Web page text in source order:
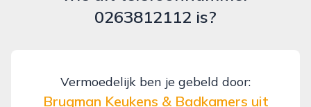
0263812112 is?
Vermoedelijk ben je gebeld door:
Brugman Keukens & Badkamers uit